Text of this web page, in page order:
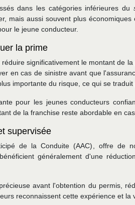
dans les catégories inférieures du
mais aussi souvent plus
le jeune conducteur.
la prime
significativement le montant de
en cas de sinistre avant que
importante du risque, ce qui se
pour les jeunes conducteurs
de la franchise reste abordable en cas
supervisée
de la Conduite (AAC), offre de
généralement d'une
avant l'obtention du permis,
reconnaissent cette expérience et la